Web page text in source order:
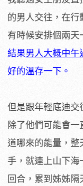
的男人交往，在行
有時候安排個兩天
結果男人大概中午
好的溫存一下。
但是跟年輕底迪交
除了他們可能會
道哪來的能量，整
手，就連上山下海
回合，累到姊姊